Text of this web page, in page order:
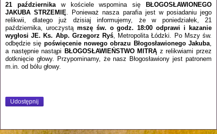
21 październikaw kościele wspomina się
BŁOGOSŁAWIONEGO
JAKUBA STRZEMIĘ . Ponieważ nasza parafia jest w posiadaniu jego
relikwii, dlatego już dzisiaj informujemy, że w poniedziałek, 21
października, uroczystąmszę św. o godz. 18:00 odprawi i kazanie
wygłosi JE. Ks. Abp. Grzegorz Ryś , Metropolita Łódzki. Po Mszy św.
odbędzie się poświęcenie nowego obrazu Błogosławionego Jakuba
a następnie nastąpi BŁOGOSŁAWIEŃSTWO MITRĄ z relikwiami przez
dotknięcie głowy. Przypominamy, że nasz Błogosławiony jest patronem
m.in. od bólu głowy.
Udostępnij